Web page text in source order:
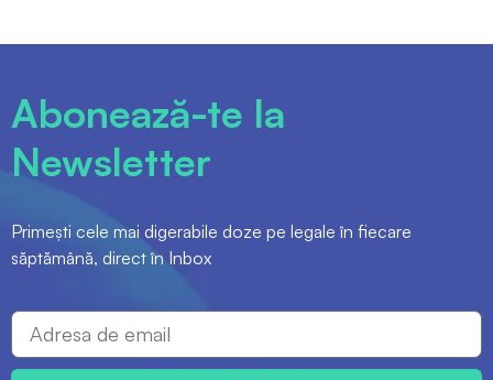
Abonează-te la
Newsletter
Primești cele mai digerabile doze pe legale în fiecare
săptămână, direct în Inbox